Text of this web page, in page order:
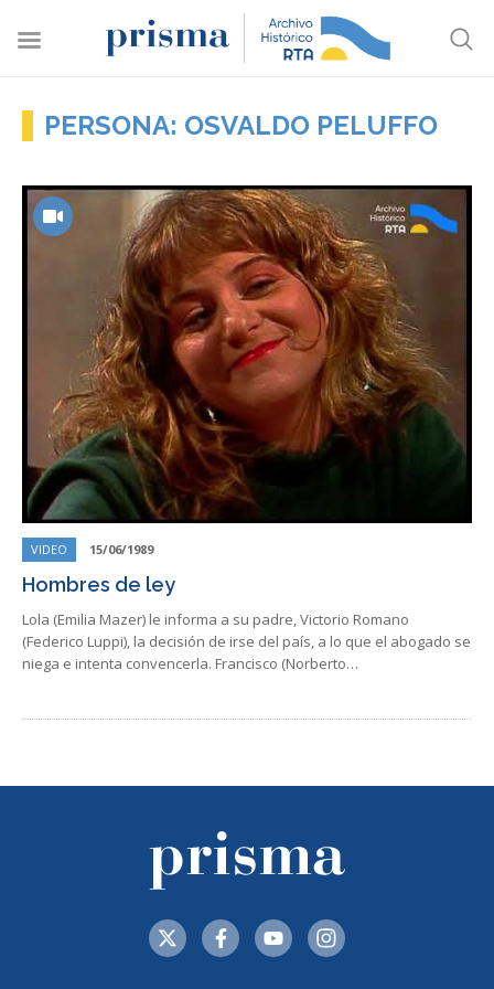
PERSONA: OSVALDO PELUFFO
VIDEO 15/06/1989
Hombres de ley
Lola (Emilia Mazer) le informa a su padre, Victorio Romano
(Federico Luppi), la decisión de irse del país, a lo que el abogado se
niega e intenta convencerla. Francisco (Norberto…